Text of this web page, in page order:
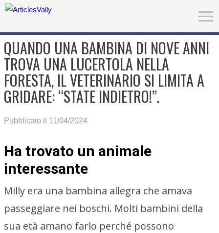
QUANDO UNA BAMBINA DI NOVE ANNI
TROVA UNA LUCERTOLA NELLA
FORESTA, IL VETERINARIO SI LIMITA A
GRIDARE: “STATE INDIETRO!”.
Pubblicato il 11/04/2024
Ha trovato un animale
interessante
Milly era una bambina allegra che amava
passeggiare nei boschi. Molti bambini della
sua età amano farlo perché possono